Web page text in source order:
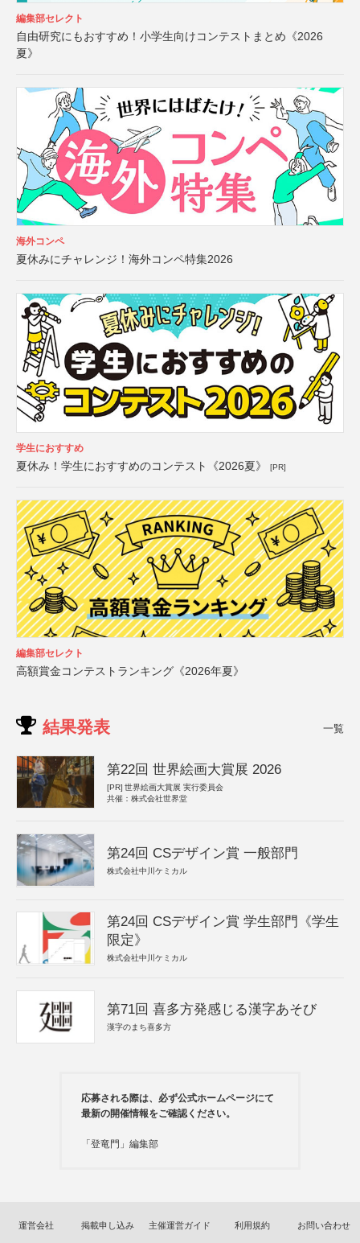
編集部セレクト
自由研究にもおすすめ！小学生向けコンテストまとめ《2026
夏》
海外コンペ
夏休みにチャレンジ！海外コンペ特集2026
学生におすすめ
夏休み！学生におすすめのコンテスト《2026夏》 [PR]
編集部セレクト
高額賞金コンテストランキング《2026年夏》
結果発表 一覧
第22回 世界絵画大賞展 2026
[PR] 世界絵画大賞展 実行委員会
共催：株式会社世界堂
第24回 CSデザイン賞 一般部門
株式会社中川ケミカル
第24回 CSデザイン賞 学生部門《学生
限定》
株式会社中川ケミカル
第71回 喜多方発感じる漢字あそび
漢字のまち喜多方
応募される際は、必ず公式ホームページにて
最新の開催情報をご確認ください。
「登竜門」編集部
運営会社 掲載申し込み 主催運営ガイド 利用規約 お問い合わせ